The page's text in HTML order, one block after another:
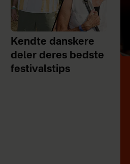
Kendte danskere
deler deres bedste
festivalstips